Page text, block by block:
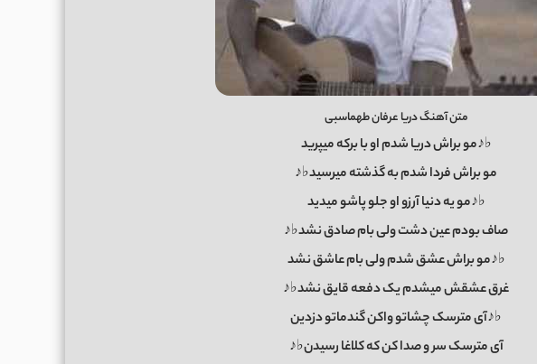
متن آهنگ دریا عرفان طهماسبی
♭♪مو براش دریا شدم او با برکه میپرید
مو براش فردا شدم به گذشته میرسید♭♪
♭♪مو یه دنیا آرزو او جلو پاشو میدید
صاف بودم عین دشت ولی بام صادق نشد♭♪
♭♪مو براش عشق شدم ولی بام عاشق نشد
غرق عشقش میشدم یک دفعه قایق نشد♭♪
♭♪آی مترسک چشاتو واکن گندماتو دزدین
آی مترسک سر و صدا کن که کلاغا رسیدن♭♪